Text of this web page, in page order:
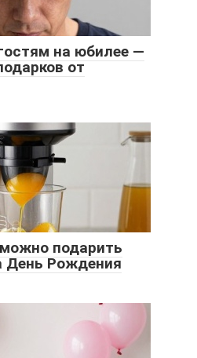
на юбилее —
от
подарить
День Рождения